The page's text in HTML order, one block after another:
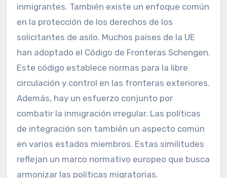
inmigrantes. También existe un enfoque común
en la protección de los derechos de los
solicitantes de asilo. Muchos países de la UE
han adoptado el Código de Fronteras Schengen.
Este código establece normas para la libre
circulación y control en las fronteras exteriores.
Además, hay un esfuerzo conjunto por
combatir la inmigración irregular. Las políticas
de integración son también un aspecto común
en varios estados miembros. Estas similitudes
reflejan un marco normativo europeo que busca
armonizar las políticas migratorias.